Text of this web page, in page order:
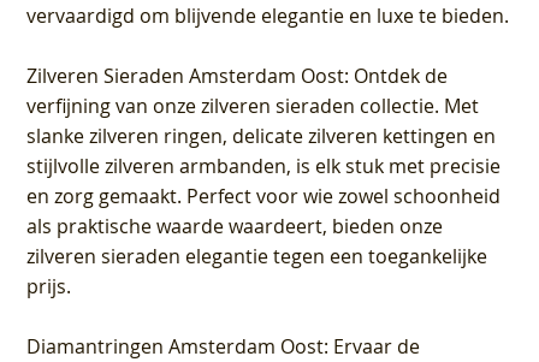
vervaardigd om blijvende elegantie en luxe te bieden.
Zilveren Sieraden Amsterdam Oost: Ontdek de
verfijning van onze zilveren sieraden collectie. Met
slanke zilveren ringen, delicate zilveren kettingen en
stijlvolle zilveren armbanden, is elk stuk met precisie
en zorg gemaakt. Perfect voor wie zowel schoonheid
als praktische waarde waardeert, bieden onze
zilveren sieraden elegantie tegen een toegankelijke
prijs.
Diamantringen Amsterdam Oost: Ervaar de